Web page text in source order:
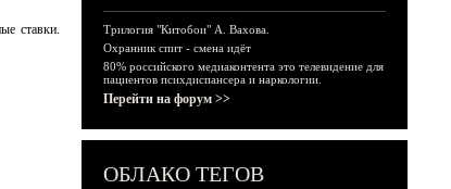
ставки.
Трилогия "Китобои" А. Вахова.
Охранник спит - смена идёт
80% российского медиаконтента это телевидение для
пациентов психдиспансера и наркологии.
Перейти на форум >>
ОБЛАКО ТЕГОВ